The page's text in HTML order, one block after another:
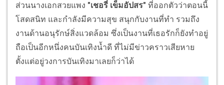
ส่วนนางเอกสวยแพง "เชอรี่ เข็มอัปสร" ที่ออกตัวว่าตอนนี้
โสดสนิท และกำลังมีความสุข สนุกกับงานที่ทำ รวมถึง
งานด้านอนุรักษ์สิ่งแวดล้อม ซึ่งเป็นงานที่เธอรักก็ยังทำอยู่
ถือเป็นอีกหนึ่งคนบันเทิงน้ำดี ที่ไม่มีข่าวคราวเสียหาย
ตั้งแต่อยู่วงการบันเทิงมาเลยก็ว่าได้